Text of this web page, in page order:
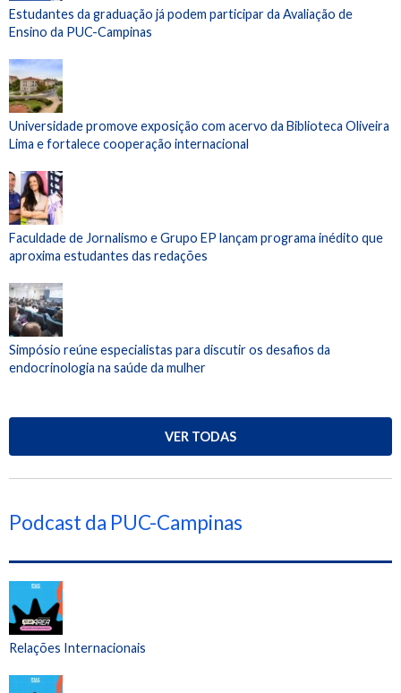
Estudantes da graduação já podem participar da Avaliação de
Ensino da PUC-Campinas
Universidade promove exposição com acervo da Biblioteca Oliveira
Lima e fortalece cooperação internacional
Faculdade de Jornalismo e Grupo EP lançam programa inédito que
aproxima estudantes das redações
Simpósio reúne especialistas para discutir os desafios da
endocrinologia na saúde da mulher
VER TODAS
Podcast da PUC-Campinas
Relações Internacionais